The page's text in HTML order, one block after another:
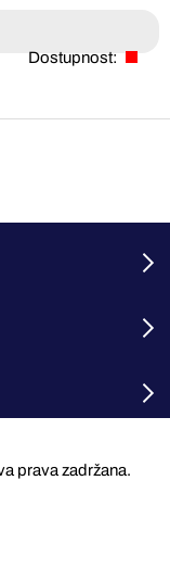
Dostupnost:
prava zadržana.